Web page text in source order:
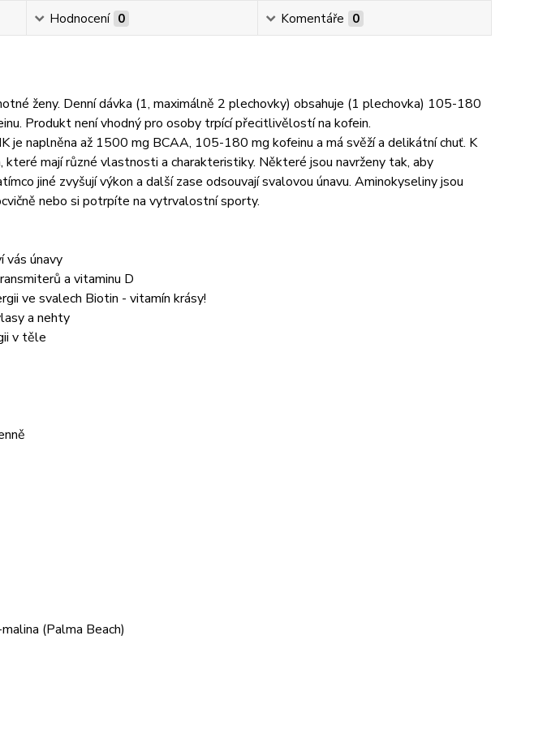
Hodnocení 0 Komentáře 0
ženy. Denní dávka (1, maximálně 2 plechovky) obsahuje (1 plechovka) 105-180
Produkt není vhodný pro osoby trpící přecitlivělostí na kofein.
je naplněna až 1500 mg BCAA, 105-180 mg kofeinu a má svěží a delikátní chuť. K
které mají různé vlastnosti a charakteristiky. Některé jsou navrženy tak, aby
jiné zvyšují výkon a další zase odsouvají svalovou únavu. Aminokyseliny jsou
nebo si potrpíte na vytrvalostní sporty.
vás únavy
a vitaminu D
ve svalech Biotin - vitamín krásy!
a nehty
v těle
(Palma Beach)